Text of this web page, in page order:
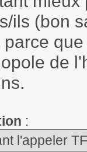
ils (bon
parce
de
:
l'appeler